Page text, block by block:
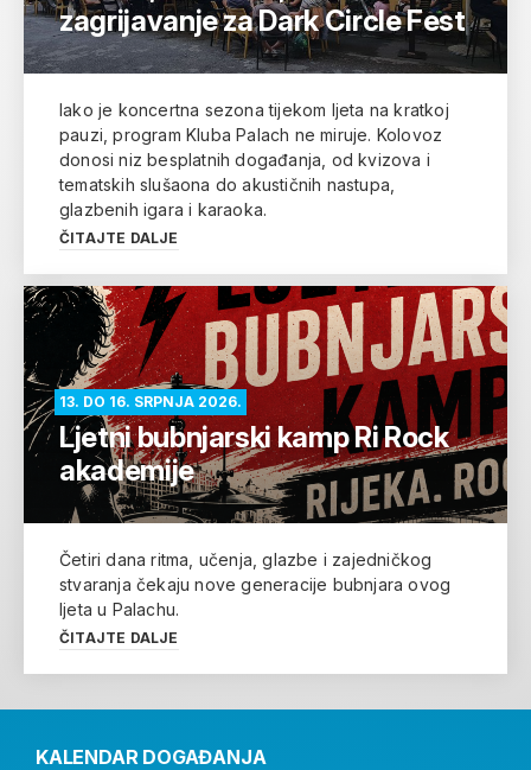
zagrijavanje za Dark Circle Fest
Iako je koncertna sezona tijekom ljeta na kratkoj
pauzi, program Kluba Palach ne miruje. Kolovoz
donosi niz besplatnih događanja, od kvizova i
tematskih slušaona do akustičnih nastupa,
glazbenih igara i karaoka.
ČITAJTE DALJE
13. DO 16. SRPNJA 2026.
Ljetni bubnjarski kamp Ri Rock
akademije
Četiri dana ritma, učenja, glazbe i zajedničkog
stvaranja čekaju nove generacije bubnjara ovog
ljeta u Palachu.
ČITAJTE DALJE
KALENDAR DOGAĐANJA